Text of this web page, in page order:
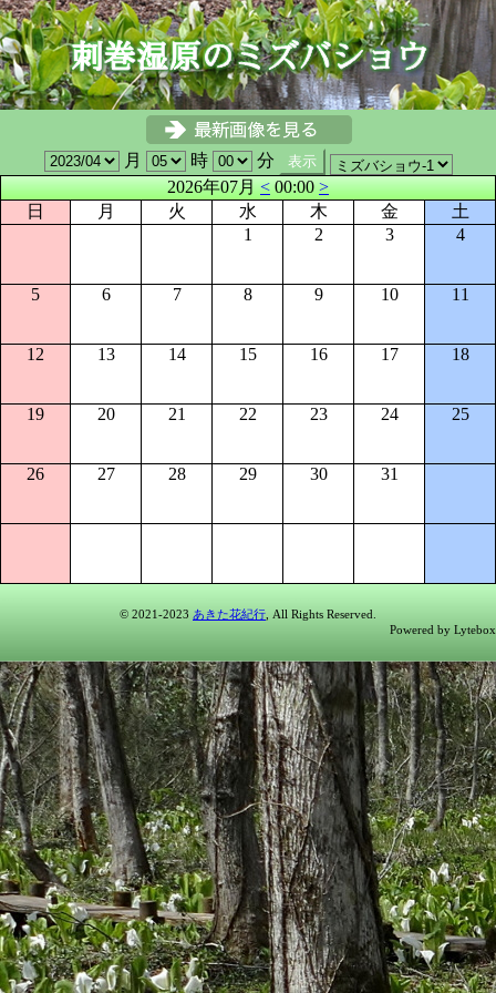
月 時
分
2026年07月<00:00>
日
月 火 水 木 金
土
1
2 3 4
5 6 7 8 9 10 11
12 13 14 15 16 17 18
19 20 21 22 23 24 25
26 27 28 29 30 31
© 2021-2023 あきた花紀行 , All Rights Reserved.
Powered by Lytebox